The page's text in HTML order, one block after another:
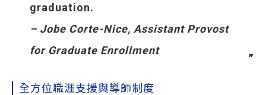
graduation.
– Jobe Corte-Nice, Assistant Provost
for Graduate Enrollment
全方位職涯支援與導師制度